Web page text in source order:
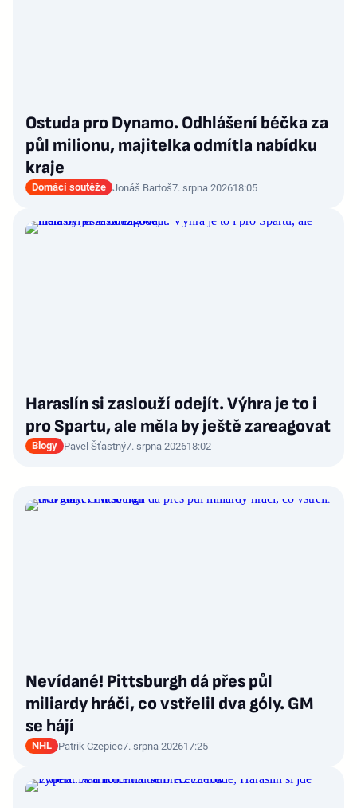
Ostuda pro Dynamo. Odhlášení béčka za
půl milionu, majitelka odmítla nabídku
kraje
Domácí soutěže Jonáš Bartoš7. srpna 202618:05
Haraslín si zaslouží odejít. Výhra je to i
pro Spartu, ale měla by ještě zareagovat
Blogy Pavel Šťastný7. srpna 202618:02
Nevídané! Pittsburgh dá přes půl
miliardy hráči, co vstřelil dva góly. GM
se hájí
NHL Patrik Czepiec7. srpna 202617:25